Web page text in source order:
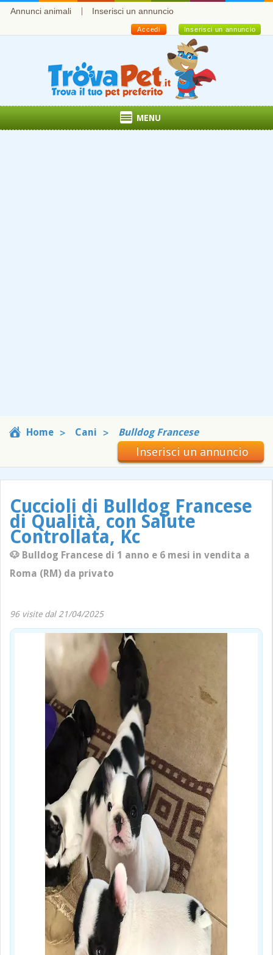
Annunci animali Inserisci un annuncio
Inserisci un annuncio
Accedi
MENU
Home Cani Bulldog Francese
Inserisci un annuncio
Cuccioli di Bulldog Francese
di Qualità, con Salute
Controllata, Kc
🐶 Bulldog Francese di 1 anno e 6 mesi in vendita a
Roma (RM) da privato
96 visite dal 21/04/2025